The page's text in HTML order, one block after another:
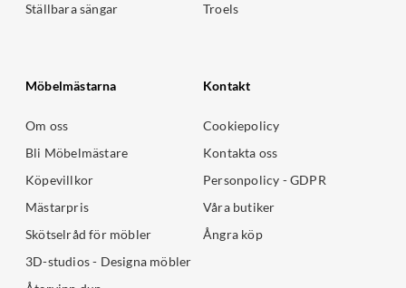
Ställbara sängar
Troels
Möbelmästarna
Om oss
Bli Möbelmästare
Köpevillkor
Mästarpris
Skötselråd för möbler
3D-studios - Designa möbler
Kontakt
Cookiepolicy
Kontakta oss
Personpolicy - GDPR
Våra butiker
Ångra köp